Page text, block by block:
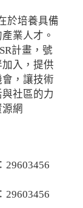
於培養具備
業人才。
計畫，號
入，提供
，讓技術
社區的力
網